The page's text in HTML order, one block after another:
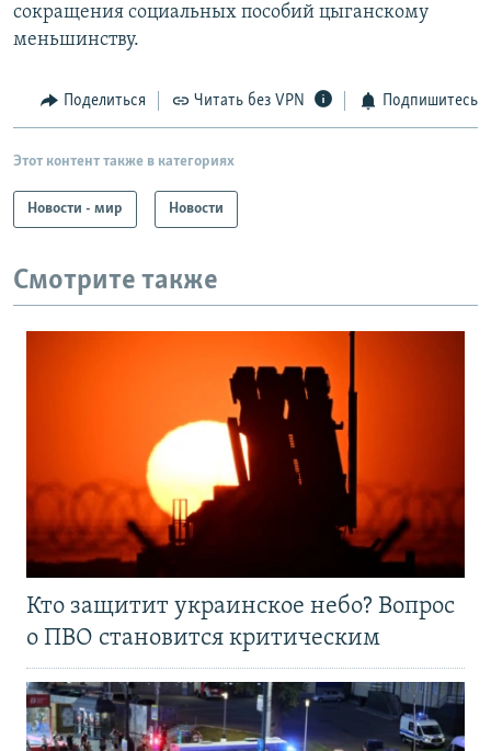
сокращения социальных пособий цыганскому
меньшинству.
Поделиться Читать без VPN Подпишитесь
Этот контент также в категориях
Новости - мир Новости
Смотрите также
Кто защитит украинское небо? Вопрос
о ПВО становится критическим